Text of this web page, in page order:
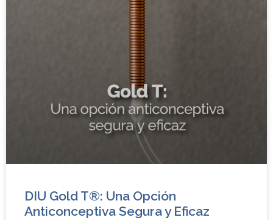
DIU Gold T®: Una Opción
Anticonceptiva Segura y Eficaz